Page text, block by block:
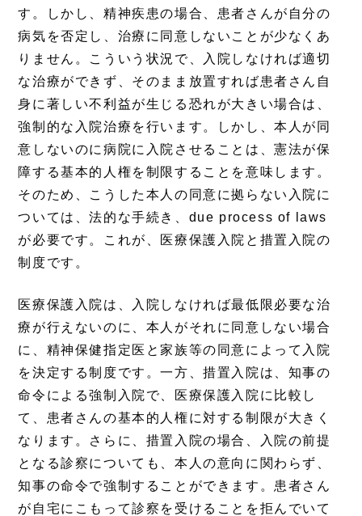
す。しかし、精神疾患の場合、患者さんが自分の
病気を否定し、治療に同意しないことが少なくあ
りません。こういう状況で、入院しなければ適切
な治療ができず、そのまま放置すれば患者さん自
身に著しい不利益が生じる恐れが大きい場合は、
強制的な入院治療を行います。しかし、本人が同
意しないのに病院に入院させることは、憲法が保
障する基本的人権を制限することを意味します。
そのため、こうした本人の同意に拠らない入院に
ついては、法的な手続き、due process of laws
が必要です。これが、医療保護入院と措置入院の
制度です。
医療保護入院は、入院しなければ最低限必要な治
療が行えないのに、本人がそれに同意しない場合
に、精神保健指定医と家族等の同意によって入院
を決定する制度です。一方、措置入院は、知事の
命令による強制入院で、医療保護入院に比較し
て、患者さんの基本的人権に対する制限が大きく
なります。さらに、措置入院の場合、入院の前提
となる診察についても、本人の意向に関わらず、
知事の命令で強制することができます。患者さん
が自宅にこもって診察を受けることを拒んでいて